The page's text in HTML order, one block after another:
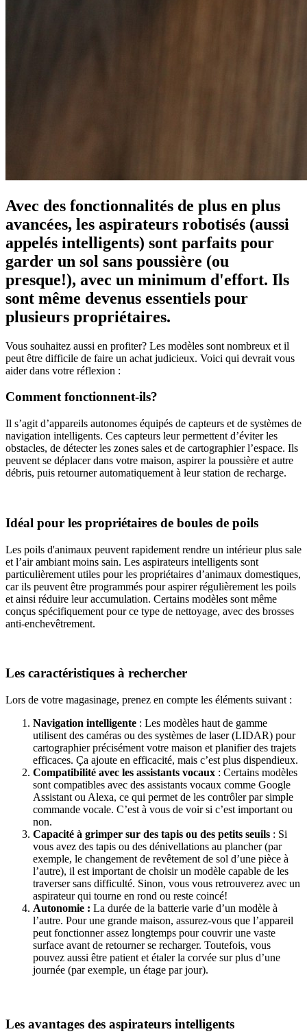
Avec des fonctionnalités de plus en plus
avancées, les aspirateurs robotisés (aussi
appelés intelligents) sont parfaits pour
garder un sol sans poussière (ou
presque!), avec un minimum d'effort. Ils
sont même devenus essentiels pour
plusieurs propriétaires.
Vous souhaitez aussi en profiter? Les modèles sont nombreux et il
peut être difficile de faire un achat judicieux. Voici qui devrait vous
aider dans votre réflexion :
Comment fonctionnent-ils?
Il s’agit d’appareils autonomes équipés de capteurs et de systèmes de
navigation intelligents. Ces capteurs leur permettent d’éviter les
obstacles, de détecter les zones sales et de cartographier l’espace. Ils
peuvent se déplacer dans votre maison, aspirer la poussière et autre
débris, puis retourner automatiquement à leur station de recharge.
Idéal pour les propriétaires de boules de poils
Les poils d'animaux peuvent rapidement rendre un intérieur plus sale
et l’air ambiant moins sain. Les aspirateurs intelligents sont
particulièrement utiles pour les propriétaires d’animaux domestiques,
car ils peuvent être programmés pour aspirer régulièrement les poils
et ainsi réduire leur accumulation. Certains modèles sont même
conçus spécifiquement pour ce type de nettoyage, avec des brosses
anti-enchevêtrement.
Les caractéristiques à rechercher
Lors de votre magasinage, prenez en compte les éléments suivant :
Navigation intelligente : Les modèles haut de gamme
utilisent des caméras ou des systèmes de laser (LIDAR) pour
cartographier précisément votre maison et planifier des trajets
efficaces. Ça ajoute en efficacité, mais c’est plus dispendieux.
Compatibilité avec les assistants vocaux : Certains modèles
sont compatibles avec des assistants vocaux comme Google
Assistant ou Alexa, ce qui permet de les contrôler par simple
commande vocale. C’est à vous de voir si c’est important ou
non.
Capacité à grimper sur des tapis ou des petits seuils : Si
vous avez des tapis ou des dénivellations au plancher (par
exemple, le changement de revêtement de sol d’une pièce à
l’autre), il est important de choisir un modèle capable de les
traverser sans difficulté. Sinon, vous vous retrouverez avec un
aspirateur qui tourne en rond ou reste coincé!
Autonomie : La durée de la batterie varie d’un modèle à
l’autre. Pour une grande maison, assurez-vous que l’appareil
peut fonctionner assez longtemps pour couvrir une vaste
surface avant de retourner se recharger. Toutefois, vous
pouvez aussi être patient et étaler la corvée sur plus d’une
journée (par exemple, un étage par jour).
Les avantages des aspirateurs intelligents